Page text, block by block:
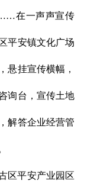
在一声声宣传
平安镇文化广场
悬挂宣传横幅，
询台，宣传土地
解答企业经营管
区平安产业园区